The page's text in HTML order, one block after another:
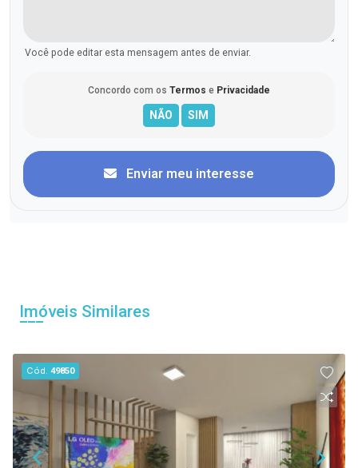
Você pode editar esta mensagem antes de enviar.
Concordo com os Termos e Privacidade
Enviar meu interesse
Imóveis Similares
Cód.49850